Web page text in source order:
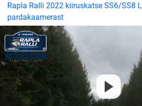
Rapla Ralli 2022 kiiruskatse SS6/SS8
pardakaamerast